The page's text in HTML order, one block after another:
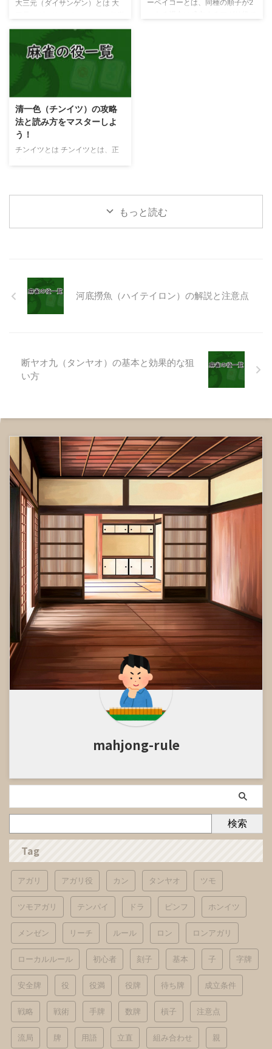
のみで構成される手）であること
貫とされる場合もあります。 人
和（レンホー） 人和は子のみ ...
大三元（ダイサンゲン）とは 大
のひとつで、 の3種類をす
べて刻子（コーツ）または槓子
（カンツ）でそろえるアガリ役で
す。 いずれかが2枚しかないとき
（それが雀頭となる場合）は小三
す。鳴かずに作るのは困難で、か
といって鳴けばすぐに警戒されて
しまうため、滅多にアガルことが
できない貴重な手です。
大三元のアガリ方 大三
鳴かずに手を進められる場合が理
ーペイコーとは、同種の順子が2
清一色（チンイツ）の攻略
法と読み方をマスターしよ
う！
チンイツとは チンイツとは、正
です。メンゼンで作ると 6飜役、
ポン、チーしてアガルと5飜役に
す！ 上の例のテン
パイの場合の待ち牌は、 と
もっと読む
河底撈魚（ハイテイロン）の解説と注意点
断ヤオ九（タンヤオ）の基本と効果的な狙
い方
mahjong-rule
検索
Tag
アガリ アガリ役 カン タンヤオ ツモ
ツモアガリ テンパイ ドラ ピンフ ホンイツ
メンゼン リーチ ルール ロン ロンアガリ
ローカルルール 初心者 刻子 基本 子 字牌
安全牌 役 役満 役牌 待ち牌 成立条件
戦略 戦術 手牌 数牌 槓子 注意点
流局 牌 用語 立直 組み合わせ 親